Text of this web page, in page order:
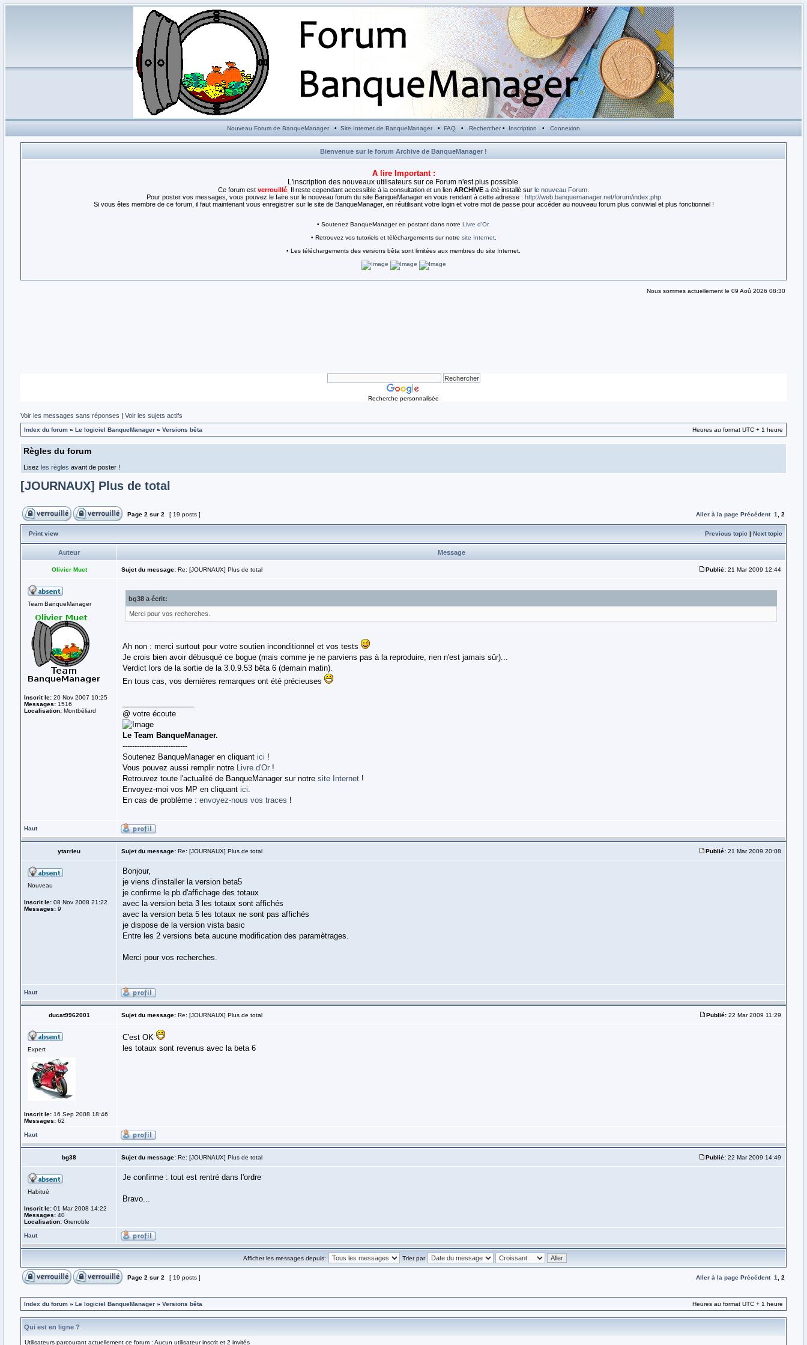
Nouveau Forum de BanqueManager• Site Internet de BanqueManager• FAQ • Rechercher• Inscription • Connexion
Bienvenue sur le forum Archive de BanqueManager !
A lire Important :
L'inscription des nouveaux utilisateurs sur ce Forum n'est plus possible.
Ce forum est verrouillé . Il reste cependant accessible à la consultation et un lien ARCHIVE a été installé sur le nouveau Forum
Pour poster vos messages, vous pouvez le faire sur le nouveau forum du site BanqueManager en vous rendant à cette adresse : http://web.banquemanager.net/forum/index.php
Si vous êtes membre de ce forum, il faut maintenant vous enregistrer sur le site de BanqueManager, en réutilisant votre login et votre mot de passe pour accéder au nouveau forum plus convivial et plus fonctionnel !
• Soutenez BanqueManager en postant dans notre Livre d'Or.
• Retrouvez vos tutoriels et téléchargements sur notre site Internet.
• Les téléchargements des versions bêta sont limitées aux membres du site Internet.
Nous sommes actuellement le 09 Aoû 2026 08:30
Recherche personnalisée
Voir les messages sans réponses | Voir les sujets actifs
Index du forum » Le logiciel BanqueManager » Versions bêta Heures au format UTC + 1 heure
Règles du forum
Lisez les règles avant de poster !
[JOURNAUX] Plus de total
Page 2 sur 2 [ 19 posts ] Aller à la page Précédent 1 2
Print view Previous topic | Next topic
Auteur Message
Olivier Muet Sujet du message: Re: [JOURNAUX] Plus de total Publié: 21 Mar 2009 12:44
Team BanqueManager
Inscrit le: 20 Nov 2007 10:25
Messages: 1516
Localisation: Montbéliard
bg38 a écrit:
Merci pour vos recherches.
Ah non : merci surtout pour votre soutien inconditionnel et vos tests
Je crois bien avoir débusqué ce bogue (mais comme je ne parviens pas à la reproduire, rien n'est jamais sûr)...
Verdict lors de la sortie de la 3.0.9.53 bêta 6 (demain matin).
En tous cas, vos dernières remarques ont été précieuses
@ votre écoute
Le Team BanqueManager.
---------------------------
Soutenez BanqueManager en cliquant ici !
Vous pouvez aussi remplir notre Livre d'Or !
Retrouvez toute l'actualité de BanqueManager sur notre site Internet !
Envoyez-moi vos MP en cliquant ici.
En cas de problème : envoyez-nous vos traces !
Haut
ytarrieu Sujet du message: Re: [JOURNAUX] Plus de total Publié: 21 Mar 2009 20:08
Nouveau
Inscrit le: 08 Nov 2008 21:22
Messages: 9
Bonjour,
je viens d'installer la version beta5
je confirme le pb d'affichage des totaux
avec la version beta 3 les totaux sont affichés
avec la version beta 5 les totaux ne sont pas affichés
je dispose de la version vista basic
Entre les 2 versions beta aucune modification des paramètrages.
Merci pour vos recherches.
Haut
ducat9962001 Sujet du message: Re: [JOURNAUX] Plus de total Publié: 22 Mar 2009 11:29
Expert
Inscrit le: 16 Sep 2008 18:46
Messages: 62
C'est OK
les totaux sont revenus avec la beta 6
Haut
bg38 Sujet du message: Re: [JOURNAUX] Plus de total Publié: 22 Mar 2009 14:49
Habitué
Inscrit le: 01 Mar 2008 14:22
Messages: 40
Localisation: Grenoble
Je confirme : tout est rentré dans l'ordre
Bravo...
Haut
Afficher les messages depuis: Trier par
Page 2 sur 2 [ 19 posts ] Aller à la page Précédent 1 2
Index du forum » Le logiciel BanqueManager » Versions bêta Heures au format UTC + 1 heure
Qui est en ligne ?
Utilisateurs parcourant actuellement ce forum : Aucun utilisateur inscrit et 2 invités